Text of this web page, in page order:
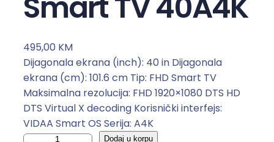
495,00 KM
Dijagonala ekrana (inch): 40 in Dijagonala
ekrana (cm): 101.6 cm Tip: FHD Smart TV
Maksimalna rezolucija: FHD 1920×1080 DTS HD
DTS Virtual X decoding Korisnički interfejs:
VIDAA Smart OS Serija: A4K
H
Dodaj u korpu